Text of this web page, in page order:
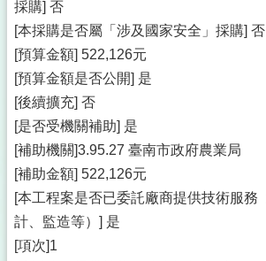
採購] 否
[本採購是否屬「涉及國家安全」採購] 否
[預算金額] 522,126元
[預算金額是否公開] 是
[後續擴充] 否
[是否受機關補助] 是
[補助機關]3.95.27 臺南市政府農業局
[補助金額] 522,126元
[本工程案是否已委託廠商提供技術服務
計、監造等）] 是
[項次]1